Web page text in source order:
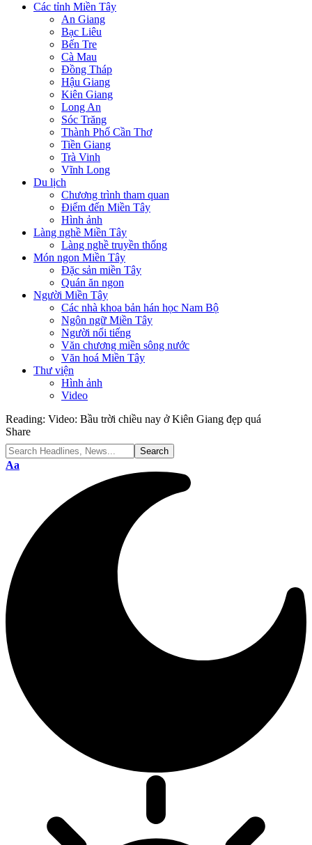
Các tỉnh Miền Tây
An Giang
Bạc Liêu
Bến Tre
Cà Mau
Đồng Tháp
Hậu Giang
Kiên Giang
Long An
Sóc Trăng
Thành Phố Cần Thơ
Tiền Giang
Trà Vinh
Vĩnh Long
Du lịch
Chương trình tham quan
Điểm đến Miền Tây
Hình ảnh
Làng nghề Miền Tây
Làng nghề truyền thống
Món ngon Miền Tây
Đặc sản miền Tây
Quán ăn ngon
Người Miền Tây
Các nhà khoa bản hán học Nam Bộ
Ngôn ngữ Miền Tây
Người nổi tiếng
Văn chương miền sông nước
Văn hoá Miền Tây
Thư viện
Hình ảnh
Video
Reading: Video: Bầu trời chiều nay ở Kiên Giang đẹp quá
Share
Font
Aa